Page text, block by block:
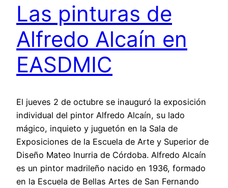
Las pinturas de
Alfredo Alcaín en
EASDMIC
El jueves 2 de octubre se inauguró la exposición
individual del pintor Alfredo Alcaín, su lado
mágico, inquieto y juguetón en la Sala de
Exposiciones de la Escuela de Arte y Superior de
Diseño Mateo Inurria de Córdoba. Alfredo Alcaín
es un pintor madrileño nacido en 1936, formado
en la Escuela de Bellas Artes de San Fernando